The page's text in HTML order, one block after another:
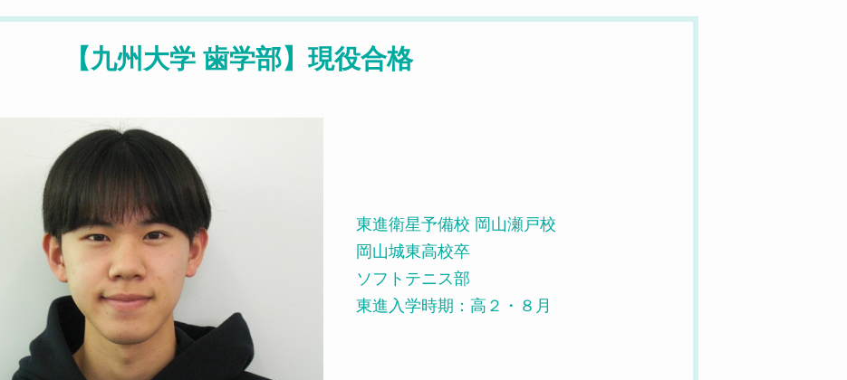
【九州大学 歯学部】現役合格
東進衛星予備校 岡山瀬戸校
岡山城東高校卒
ソフトテニス部
東進入学時期：高２・８月